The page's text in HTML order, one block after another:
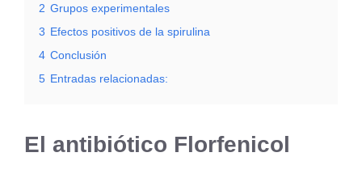
2 Grupos experimentales
3 Efectos positivos de la spirulina
4 Conclusión
5 Entradas relacionadas:
El antibiótico Florfenicol